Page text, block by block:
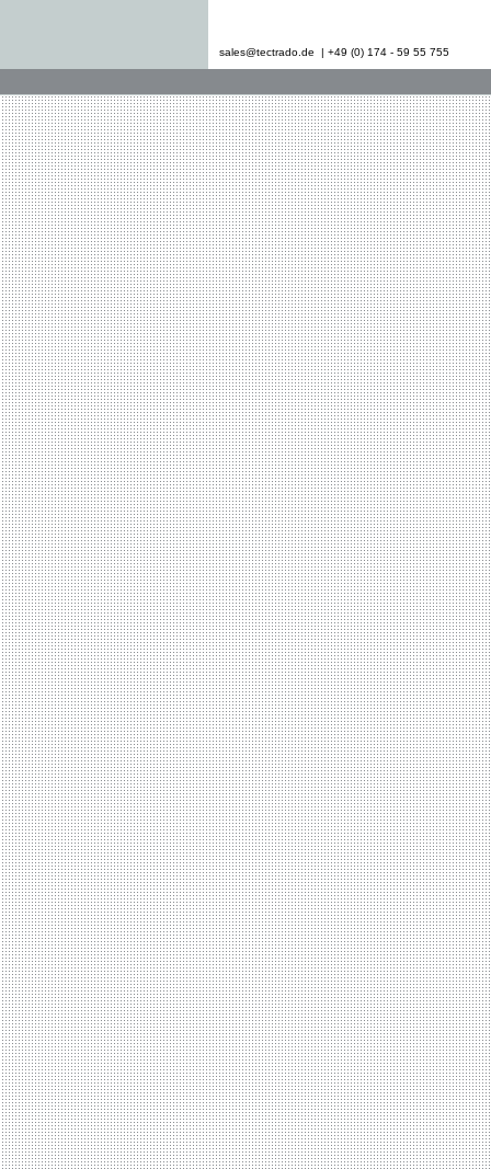
sales@tectrado.de | +49 (0) 174 - 59 55 755